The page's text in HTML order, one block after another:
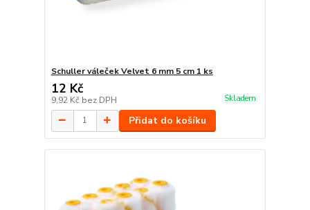
Schuller váleček Velvet 6 mm 5 cm 1 ks
12 Kč
9,92 Kč bez DPH Skladem
Přidat do košíku